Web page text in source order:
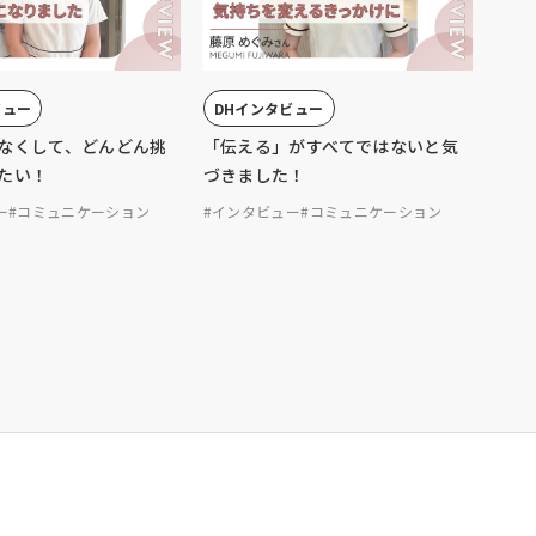
ー
くして、どんどん挑
い！
#コミュニケーション
DHインタビュー
「伝える」がすべてではないと気
づきました！
#インタビュー#コミュニケーション